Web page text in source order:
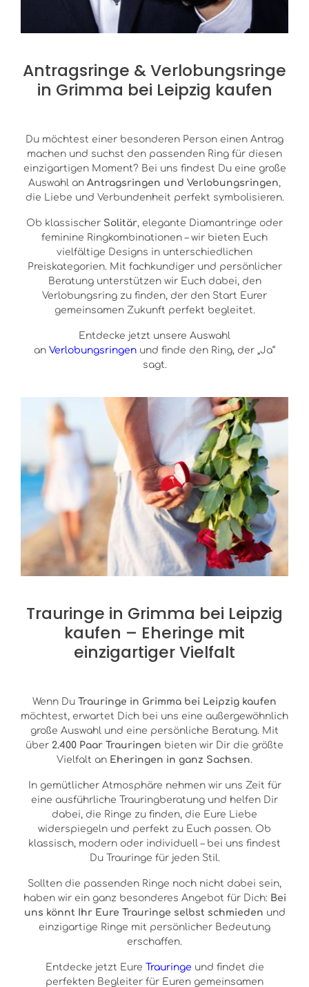
Antragsringe & Verlobungsringe
in Grimma bei Leipzig kaufen
Du möchtest einer besonderen Person einen Antrag
machen und suchst den passenden Ring für diesen
einzigartigen Moment? Bei uns findest Du eine große
Auswahl an Antragsringen und Verlobungsringen,
die Liebe und Verbundenheit perfekt symbolisieren.
Ob klassischer Solitär, elegante Diamantringe oder
feminine Ringkombinationen – wir bieten Euch
vielfältige Designs in unterschiedlichen
Preiskategorien. Mit fachkundiger und persönlicher
Beratung unterstützen wir Euch dabei, den
Verlobungsring zu finden, der den Start Eurer
gemeinsamen Zukunft perfekt begleitet.
Entdecke jetzt unsere Auswahl
an Verlobungsringen und finde den Ring, der „Ja“
sagt.
Trauringe in Grimma bei Leipzig
kaufen – Eheringe mit
einzigartiger Vielfalt
Wenn Du Trauringe in Grimma bei Leipzig kaufen
möchtest, erwartet Dich bei uns eine außergewöhnlich
große Auswahl und eine persönliche Beratung. Mit
über 2.400 Paar Trauringen bieten wir Dir die größte
Vielfalt an Eheringen in ganz Sachsen.
In gemütlicher Atmosphäre nehmen wir uns Zeit für
eine ausführliche Trauringberatung und helfen Dir
dabei, die Ringe zu finden, die Eure Liebe
widerspiegeln und perfekt zu Euch passen. Ob
klassisch, modern oder individuell – bei uns findest
Du Trauringe für jeden Stil.
Sollten die passenden Ringe noch nicht dabei sein,
haben wir ein ganz besonderes Angebot für Dich: Bei
uns könnt Ihr Eure Trauringe selbst schmieden und
einzigartige Ringe mit persönlicher Bedeutung
erschaffen.
Entdecke jetzt Eure Trauringe und findet die
perfekten Begleiter für Euren gemeinsamen